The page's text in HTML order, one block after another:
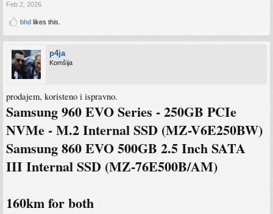
Feb 2, 2026
bhd likes this.
p4ja
Komšija
prodajem, koristeno i ispravno.
Samsung 960 EVO Series - 250GB PCIe
NVMe - M.2 Internal SSD (MZ-V6E250BW)
Samsung 860 EVO 500GB 2.5 Inch SATA
III Internal SSD (MZ-76E500B/AM)
160km for both